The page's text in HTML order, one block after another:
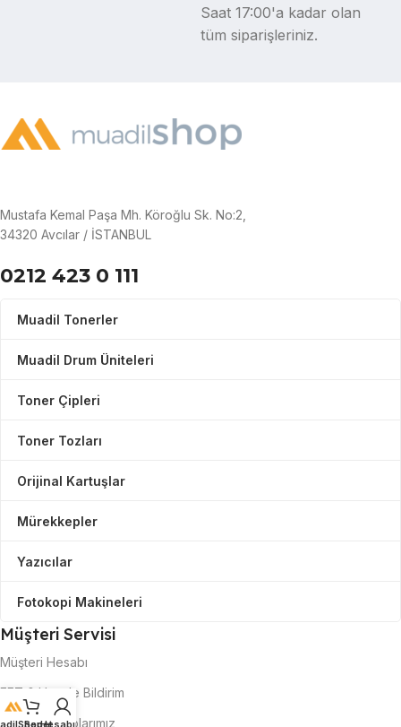
Saat 17:00'a kadar olan
tüm siparişleriniz.
Mustafa Kemal Paşa Mh. Köroğlu Sk. No:2,
34320 Avcılar / İSTANBUL
0212 423 0 111
Muadil Tonerler
Muadil Drum Üniteleri
Toner Çipleri
Toner Tozları
Orijinal Kartuşlar
Mürekkepler
Yazıcılar
Fotokopi Makineleri
Müşteri Servisi
Müşteri Hesabı
EFT & Havale Bildirim
Banka Hesaplarımız
SepetHesabım